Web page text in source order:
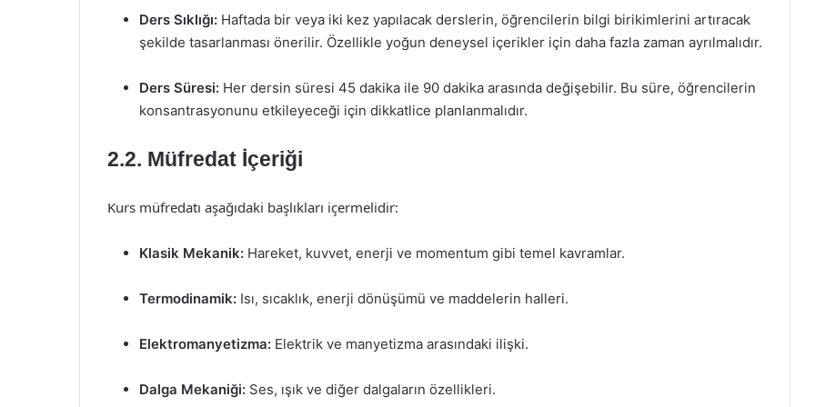
Ders Sıklığı: Haftada bir veya iki kez yapılacak derslerin, öğrencilerin bilgi birikimlerini artıracak
şekilde tasarlanması önerilir. Özellikle yoğun deneysel içerikler için daha fazla zaman ayrılmalıdır.
Ders Süresi: Her dersin süresi 45 dakika ile 90 dakika arasında değişebilir. Bu süre, öğrencilerin
konsantrasyonunu etkileyeceği için dikkatlice planlanmalıdır.
2.2. Müfredat İçeriği
Kurs müfredatı aşağıdaki başlıkları içermelidir:
Klasik Mekanik: Hareket, kuvvet, enerji ve momentum gibi temel kavramlar.
Termodinamik: Isı, sıcaklık, enerji dönüşümü ve maddelerin halleri.
Elektromanyetizma: Elektrik ve manyetizma arasındaki ilişki.
Dalga Mekaniği: Ses, ışık ve diğer dalgaların özellikleri.